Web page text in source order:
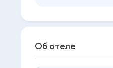
Об отеле